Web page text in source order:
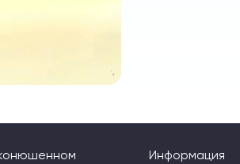
Информация